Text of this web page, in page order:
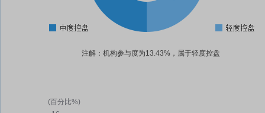
注解：机构参与度为13.43%，属于轻度控盘